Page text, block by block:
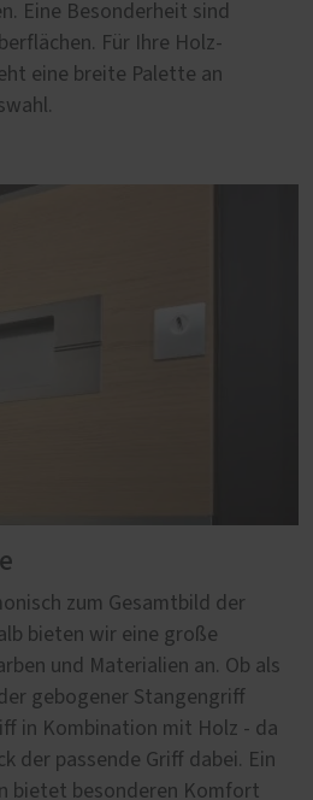
Eine Besonderheit sind
Für Ihre Holz-
eine breite Palette an
zum Gesamtbild der
bieten wir eine große
und Materialien an. Ob als
gebogener Stangengriff
in Kombination mit Holz - da
der passende Griff dabei. Ein
bietet besonderen Komfort